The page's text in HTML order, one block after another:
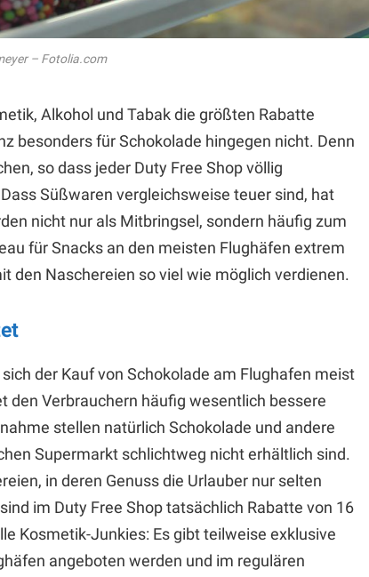
– Fotolia.com
Alkohol und Tabak die größten Rabatte
besonders für Schokolade hingegen nicht. Denn
so dass jeder Duty Free Shop völlig
Süßwaren vergleichsweise teuer sind, hat
nicht nur als Mitbringsel, sondern häufig zum
für Snacks an den meisten Flughäfen extrem
den Naschereien so viel wie möglich verdienen.
der Kauf von Schokolade am Flughafen meist
den Verbrauchern häufig wesentlich bessere
stellen natürlich Schokolade und andere
Supermarkt schlichtweg nicht erhältlich sind.
in deren Genuss die Urlauber nur selten
im Duty Free Shop tatsächlich Rabatte von 16
Kosmetik-Junkies: Es gibt teilweise exklusive
angeboten werden und im regulären